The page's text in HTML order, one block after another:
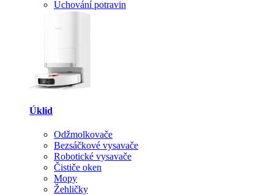
Uchování potravin
Úklid
Odžmolkovače
Bezsáčkové vysavače
Robotické vysavače
Čističe oken
Mopy
Žehličky